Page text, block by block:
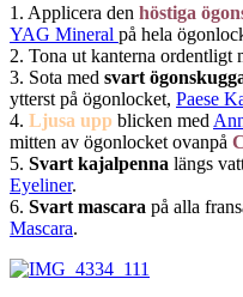
1. Applicera den höstiga
YAG Mineral på hela
2. Tona ut kanterna ordentligt
3. Sota med svart
ytterst på ögonlocket, Paese
4. Ljusa upp blicken med
mitten av ögonlocket ovanpå
5. Svart kajalpenna längs
Eyeliner.
6. Svart mascara på alla
Mascara.